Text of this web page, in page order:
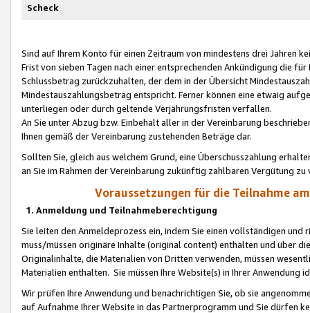
Scheck
Sind auf Ihrem Konto für einen Zeitraum von mindestens drei Jahren
Frist von sieben Tagen nach einer entsprechenden Ankündigung die
Schlussbetrag zurückzuhalten, der dem in der Übersicht
Mindestauszahlungsbetrag entspricht. Ferner können eine etwaig
unterliegen oder durch geltende Verjährungsfristen verfallen.
An Sie unter Abzug bzw. Einbehalt aller in der Vereinbarung
Ihnen gemäß der Vereinbarung zustehenden Beträge dar.
Sollten Sie, gleich aus welchem Grund, eine Überschusszahlung
an Sie im Rahmen der Vereinbarung zukünftig zahlbaren Vergütung zu
Voraussetzungen für die Teilnahme
1. Anmeldung und Teilnahmeberechtigung
Sie leiten den Anmeldeprozess ein, indem Sie einen vollständigen
muss/müssen originäre Inhalte (original content) enthalten und über
Originalinhalte, die Materialien von Dritten verwenden, müssen
Materialien enthalten. Sie müssen Ihre Website(s) in Ihrer Anwendung
Wir prüfen Ihre Anwendung und benachrichtigen Sie, ob sie
auf Aufnahme Ihrer Website in das Partnerprogramm und Sie dürfen